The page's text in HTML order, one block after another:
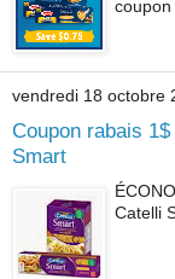
coupon
vendredi 18 octobre
Coupon rabais
Smart
Catelli